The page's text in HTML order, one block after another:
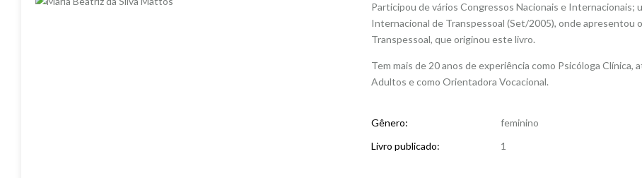
Participou de vários Congressos Nacionais e
Internacional de Transpessoal (Set/2005), onde apresentou
Transpessoal, que originou este livro.
Tem mais de 20 anos de experiência como Psicóloga
Adultos e como Orientadora Vocacional.
Gênero:
feminino
Livro publicado:
1